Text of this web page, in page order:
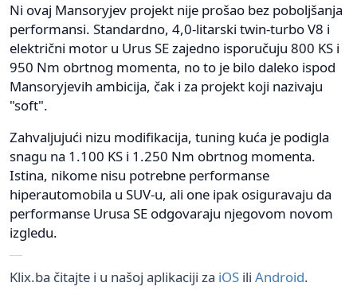
Ni ovaj Mansoryjev projekt nije prošao bez poboljšanja
performansi. Standardno, 4,0-litarski twin-turbo V8 i
električni motor u Urus SE zajedno isporučuju 800 KS i
950 Nm obrtnog momenta, no to je bilo daleko ispod
Mansoryjevih ambicija, čak i za projekt koji nazivaju
"soft".
Zahvaljujući nizu modifikacija, tuning kuća je podigla
snagu na 1.100 KS i 1.250 Nm obrtnog momenta.
Istina, nikome nisu potrebne performanse
hiperautomobila u SUV-u, ali one ipak osiguravaju da
performanse Urusa SE odgovaraju njegovom novom
izgledu.
Klix.ba čitajte i u našoj aplikaciji za iOS ili Android.